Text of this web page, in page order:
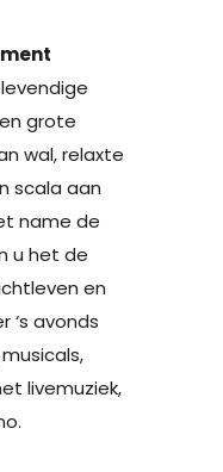
grote
wal, relaxte
scala aan
name de
u het de
en
‘s avonds
livemuziek,